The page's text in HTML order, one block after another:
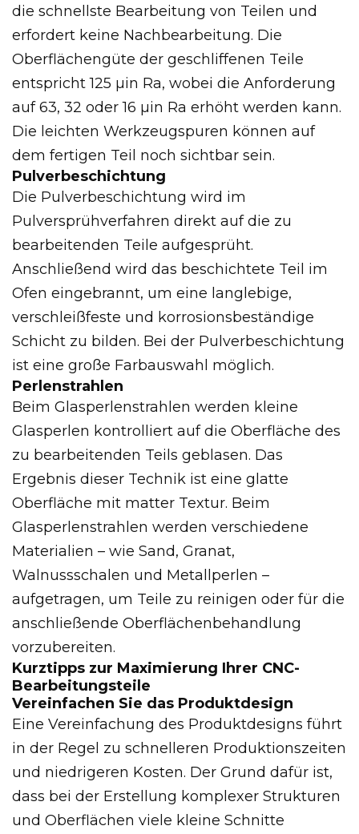
die schnellste Bearbeitung von Teilen und
erfordert keine Nachbearbeitung. Die
Oberflächengüte der geschliffenen Teile
entspricht 125 µin Ra, wobei die Anforderung
auf 63, 32 oder 16 µin Ra erhöht werden kann.
Die leichten Werkzeugspuren können auf
dem fertigen Teil noch sichtbar sein.
Pulverbeschichtung
Die Pulverbeschichtung wird im
Pulversprühverfahren direkt auf die zu
bearbeitenden Teile aufgesprüht.
Anschließend wird das beschichtete Teil im
Ofen eingebrannt, um eine langlebige,
verschleißfeste und korrosionsbeständige
Schicht zu bilden. Bei der Pulverbeschichtung
ist eine große Farbauswahl möglich.
Perlenstrahlen
Beim Glasperlenstrahlen werden kleine
Glasperlen kontrolliert auf die Oberfläche des
zu bearbeitenden Teils geblasen. Das
Ergebnis dieser Technik ist eine glatte
Oberfläche mit matter Textur. Beim
Glasperlenstrahlen werden verschiedene
Materialien – wie Sand, Granat,
Walnussschalen und Metallperlen –
aufgetragen, um Teile zu reinigen oder für die
anschließende Oberflächenbehandlung
vorzubereiten.
Kurztipps zur Maximierung Ihrer CNC-
Bearbeitungsteile
Vereinfachen Sie das Produktdesign
Eine Vereinfachung des Produktdesigns führt
in der Regel zu schnelleren Produktionszeiten
und niedrigeren Kosten. Der Grund dafür ist,
dass bei der Erstellung komplexer Strukturen
und Oberflächen viele kleine Schnitte